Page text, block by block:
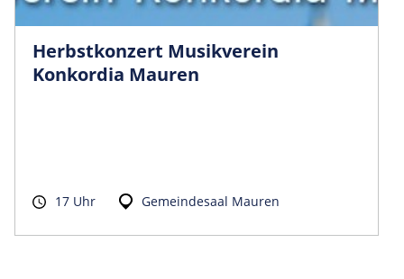
Herbstkonzert Musikverein
Konkordia Mauren
17 Uhr Gemeindesaal Mauren